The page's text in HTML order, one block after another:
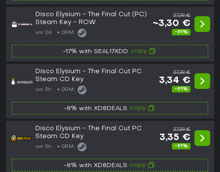
Disco Elysium - The Final Cut (PC)
Steam Key - ROW
vor 2d DRM:
37,99 €
~3,30 €
-91%
-17% with SEAL17XDD copy
Disco Elysium - The Final Cut PC
Steam CD Key
vor 3h DRM:
37,99 €
3,34 €
-91%
-8% with XD8DEALS copy
Disco Elysium - The Final Cut PC
Steam CD Key
vor 3h DRM:
37,99 €
3,35 €
-91%
-8% with XD8DEALS copy